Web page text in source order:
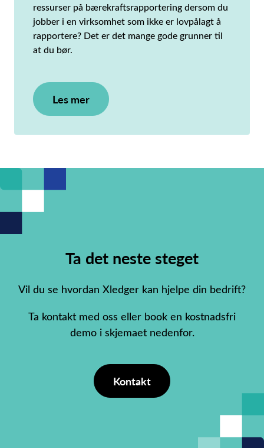
ressurser på bærekraftsrapportering dersom du
jobber i en virksomhet som ikke er lovpålagt å
rapportere? Det er det mange gode grunner til
at du bør.
Les mer
Ta det neste steget
Vil du se hvordan Xledger kan hjelpe din bedrift?
Ta kontakt med oss eller book en kostnadsfri
demo i skjemaet nedenfor.
Kontakt